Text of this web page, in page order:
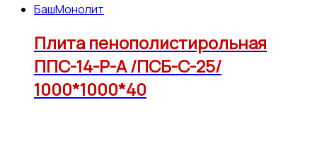
БашМонолит
Плита пенополистирольная
ППС-14-Р-А /ПСБ-С-25/
1000*1000*40